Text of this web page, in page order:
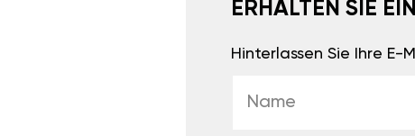
ERHALTEN SIE
Hinterlassen Sie Ihre